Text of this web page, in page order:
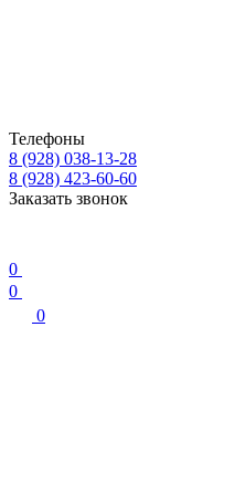
Телефоны
8 (928) 038-13-28
8 (928) 423-60-60
Заказать звонок
0
0
0